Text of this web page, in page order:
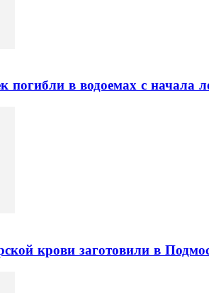
погибли в водоемах с начала
крови заготовили в